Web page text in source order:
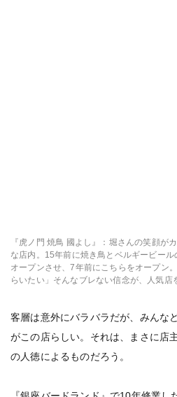
『虎ノ門 焼鳥 國よし』：堀さんの笑顔が
な店内。15年前に焼き鳥とベルギービー
オープンさせ、7年前にこちらをオープン
らいたい」そんなブレない信念が、人気店
客層は意外にバラバラだが、みんな
がこの店らしい。それは、まさに店
の人徳によるものだろう。